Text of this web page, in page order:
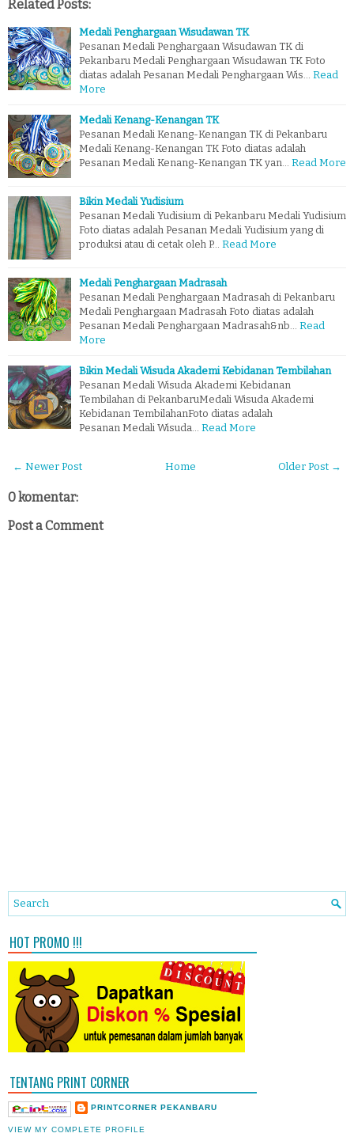
Related Posts:
Medali Penghargaan Wisudawan TK
Pesanan Medali Penghargaan Wisudawan TK di
Pekanbaru Medali Penghargaan Wisudawan TK Foto
diatas adalah Pesanan Medali Penghargaan Wis…
Read
More
Medali Kenang-Kenangan TK
Pesanan Medali Kenang-Kenangan TK di Pekanbaru
Medali Kenang-Kenangan TK Foto diatas adalah
Pesanan Medali Kenang-Kenangan TK yan…
Read More
Bikin Medali Yudisium
Pesanan Medali Yudisium di Pekanbaru Medali Yudisium
Foto diatas adalah Pesanan Medali Yudisium yang di
produksi atau di cetak oleh P…
Read More
Medali Penghargaan Madrasah
Pesanan Medali Penghargaan Madrasah di Pekanbaru
Medali Penghargaan Madrasah Foto diatas adalah
Pesanan Medali Penghargaan Madrasah&nb…
Read
More
Bikin Medali Wisuda Akademi Kebidanan Tembilahan
Pesanan Medali Wisuda Akademi Kebidanan
Tembilahan di PekanbaruMedali Wisuda Akademi
Kebidanan TembilahanFoto diatas adalah
Pesanan Medali Wisuda…
Read More
← Newer Post Older Post →
Home
0 komentar:
Post a Comment
HOT PROMO !!!
TENTANG PRINT CORNER
PRINTCORNER PEKANBARU
VIEW MY COMPLETE PROFILE